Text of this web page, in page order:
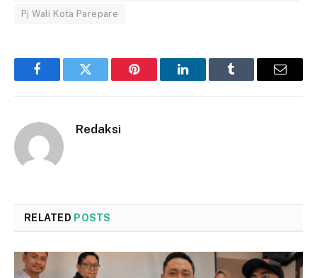
Pj Wali Kota Parepare
FacebookTwitter Pinterest LinkedInTumblr Email
Redaksi
RELATED POSTS